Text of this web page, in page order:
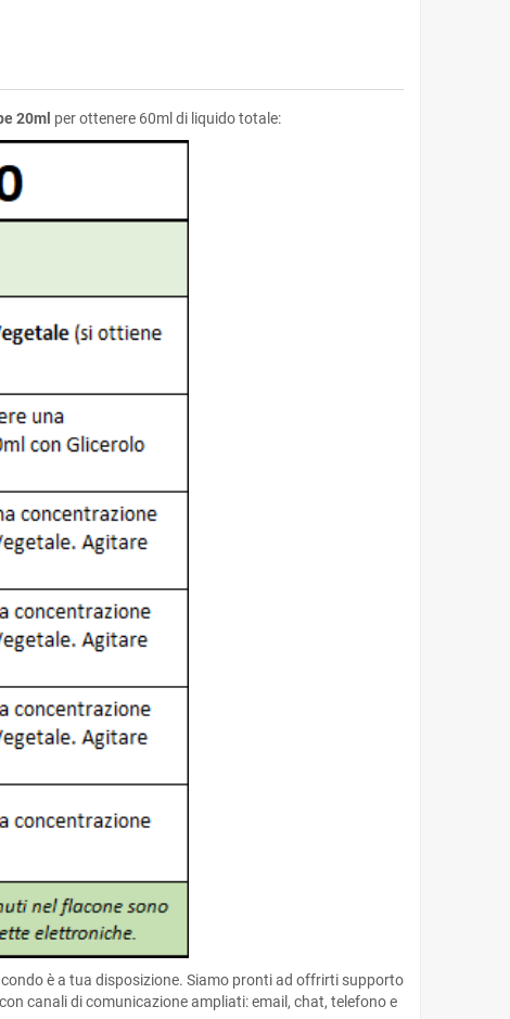
20ml per ottenere 60ml di liquido totale:
è a tua disposizione. Siamo pronti ad offrirti supporto
canali di comunicazione ampliati: email, chat, telefono e